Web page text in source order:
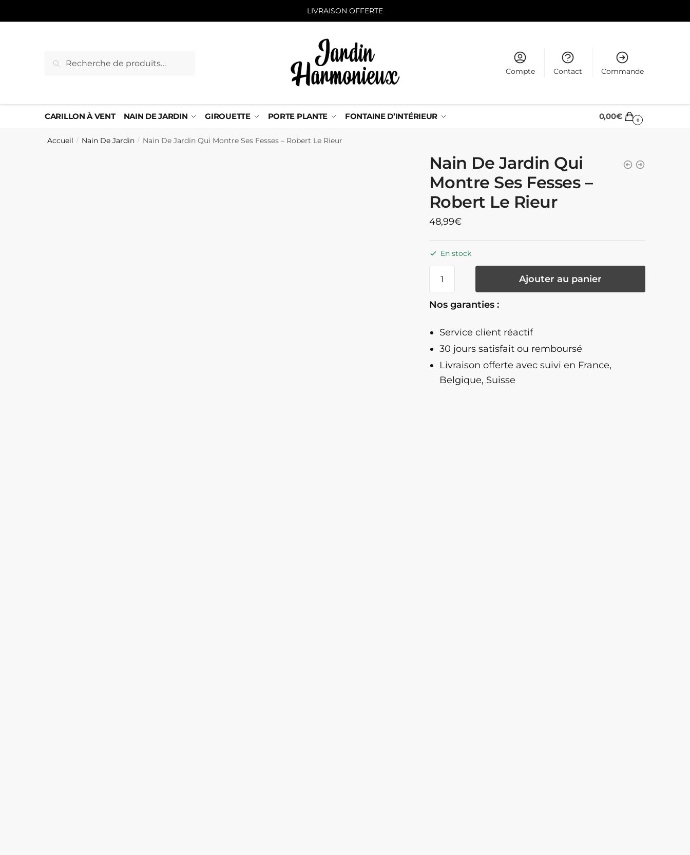
LIVRAISON OFFERTE
pour :
Recherche
Compte Contact Commande
CARILLON À VENT NAIN DE JARDIN GIROUETTE PORTE PLANTE FONTAINE D’INTÉRIEUR 0,00€ 0
Accueil / Nain De Jardin / Nain De Jardin Qui Montre Ses Fesses – Robert Le Rieur
Nain De Jardin Qui
Montre Ses Fesses –
Robert Le Rieur
48,99€
En stock
De
Qui
Montre
Ses
Fesses
Ajouter au panier
Nos garanties :
Service client réactif
30 jours satisfait ou remboursé
Livraison offerte avec suivi en France,
Belgique, Suisse